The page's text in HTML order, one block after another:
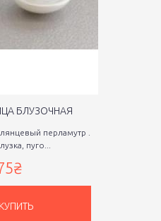
БЛУЗОЧНАЯ
перламутр .
пуго...
КУПИТЬ